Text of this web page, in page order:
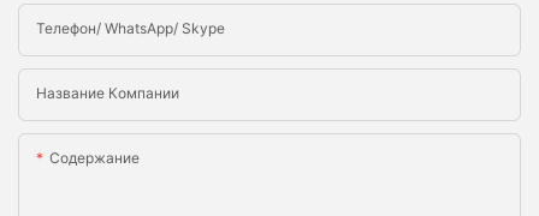
Телефон/ WhatsApp/ Skype
Название Компании
Содержание